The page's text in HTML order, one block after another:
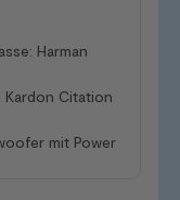
Harman
Kardon Citation
mit Power